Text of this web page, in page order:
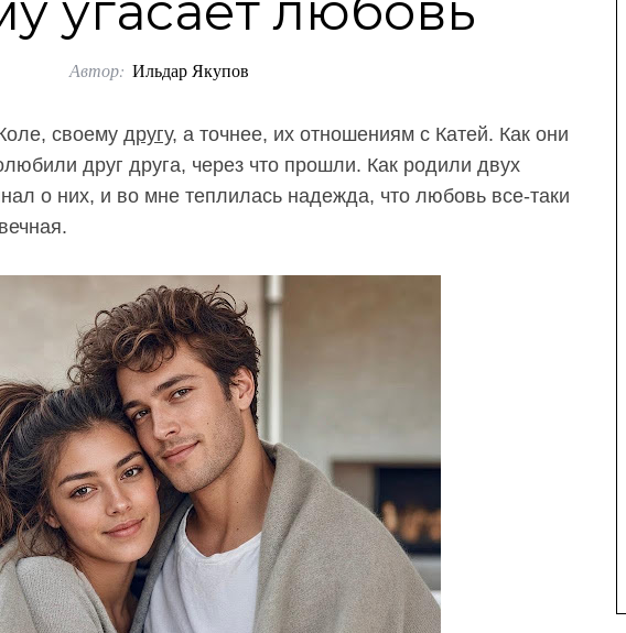
Автор: Ильдар Якупов
своему другу, а точнее, их отношениям с Катей. Как они
друг друга, через что прошли. Как родили двух
о них, и во мне теплилась надежда, что любовь все-таки